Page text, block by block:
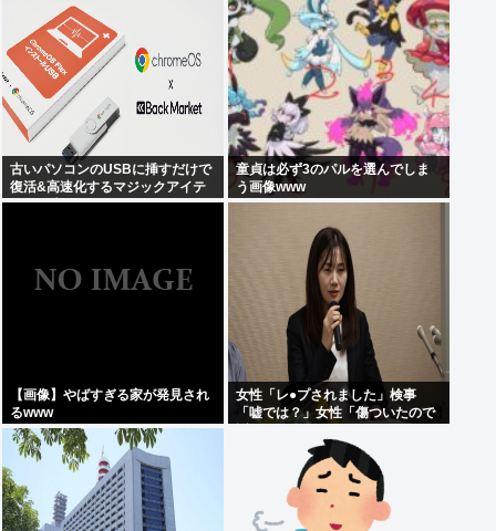
古いパソコンのUSBに挿すだけで
復活&高速化するマジックアイテ
ムが発売される
童貞は必ず3のパルを選んでしま
う画像www
【画像】やばすぎる家が発見され
るwww
女性「レ●プされました」検事
「嘘では？」女性「傷ついたので